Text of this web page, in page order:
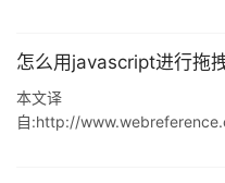
怎么用javascript进行拖
本文译
自:http://